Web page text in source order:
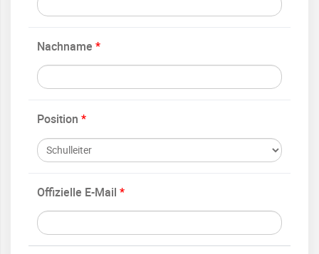
Nachname *
Position *
Offizielle E-Mail *